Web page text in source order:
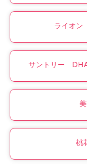
ライオン
サントリー DHA
桃